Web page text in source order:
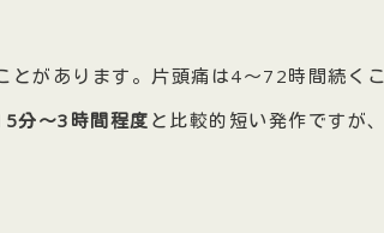
とがあります。片頭痛は4〜72時間続く
分〜3時間程度と比較的短い発作ですが